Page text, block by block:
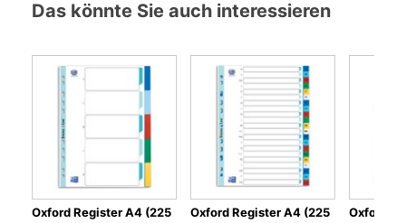
Das könnte Sie auch interessieren
Oxford Register A4 (225
Oxford Register A4 (225
Oxford